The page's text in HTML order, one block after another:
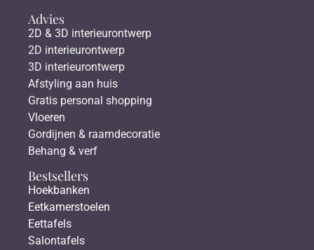
Advies
2D & 3D interieurontwerp
2D interieurontwerp
3D interieurontwerp
Afstyling aan huis
Gratis personal shopping
Vloeren
Gordijnen & raamdecoratie
Behang & verf
Bestsellers
Hoekbanken
Eetkamerstoelen
Eettafels
Salontafels